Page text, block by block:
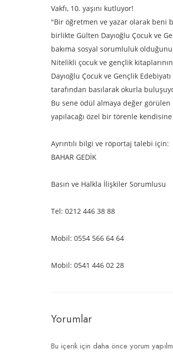
Vakfı, 10. yaşını kutluyor!
"Bir öğretmen ve yazar olarak beni
birlikte Gülten Dayıoğlu Çocuk ve
bakıma sosyal sorumluluk
Nitelikli çocuk ve gençlik
Dayıoğlu Çocuk ve Gençlik
tarafından basılarak okurla
Bu sene ödül almaya değer görülen
yapılacağı özel bir törenle
Ayrıntılı bilgi ve röportaj talebi için:
BAHAR GEDİK
Basın ve Halkla İlişkiler Sorumlusu
Tel: 0212 446 38 88
Mobil: 0554 566 64 64
Mobil: 0541 446 02 28
Yorumlar
Bu içerik için daha önce yorum